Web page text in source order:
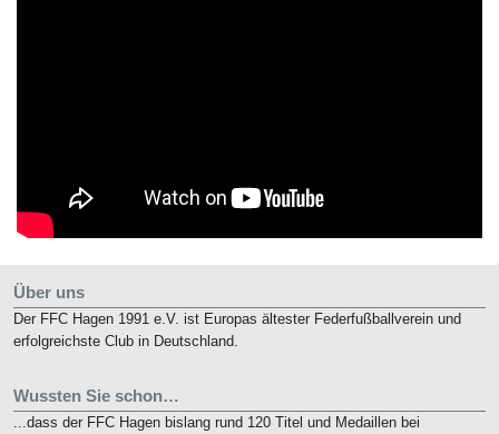
Über uns
Der FFC Hagen 1991 e.V. ist Europas ältester Federfußballverein und
erfolgreichste Club in Deutschland.
Wussten Sie schon…
...dass der FFC Hagen bislang rund 120 Titel und Medaillen bei